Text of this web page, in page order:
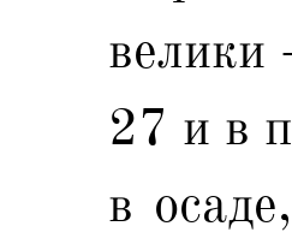
велики
27 и в
в